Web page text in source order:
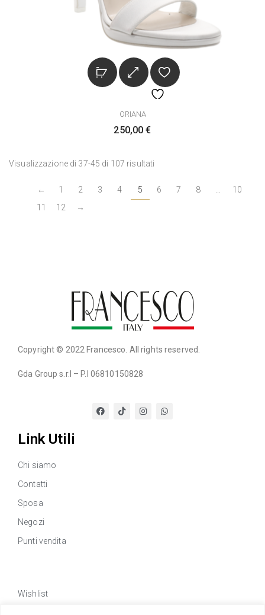
ORIANA
250,00€
Visualizzazione di 37-45 di 107 risultati
← 1 2 3 4 5 6 7 8
10
11
12 →
Copyright © 2022 Francesco. All rights reserved.
Gda Group s.r.l – P.I 06810150828
Link Utili
Chi siamo
Contatti
Sposa
Negozi
Punti vendita
Wishlist